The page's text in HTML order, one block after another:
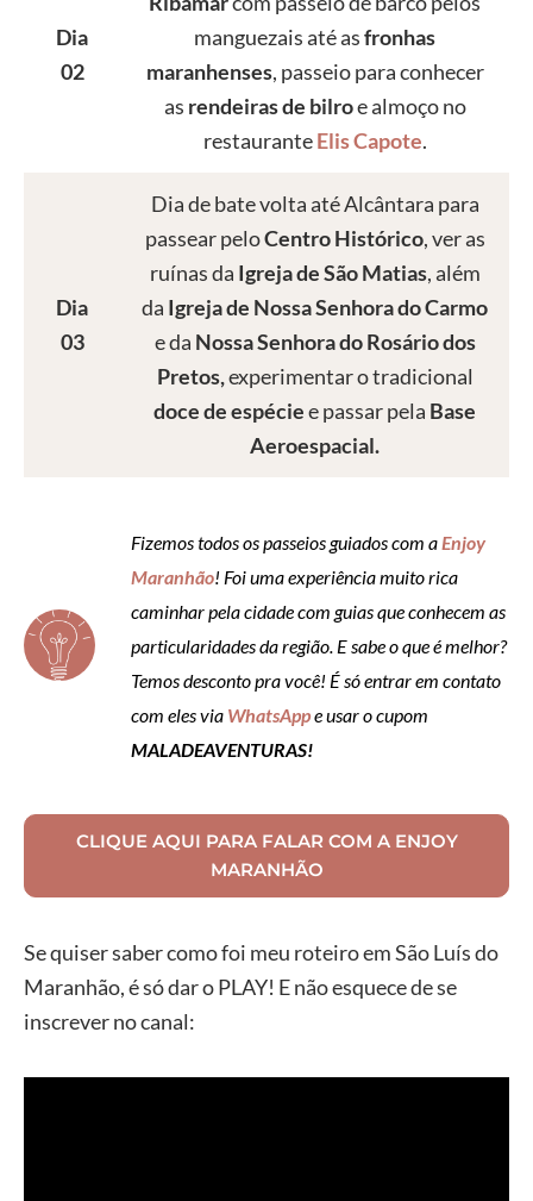
Dia
02
manguezais até asfronhas
maranhenses, passeio para conhecer
as rendeiras de bilroe almoço no
restauranteElis Capote.
Dia
03
Dia de bate volta até Alcântara para
passear peloCentro Histórico, ver as
ruínas da Igreja de São Matias, além
da Igreja de Nossa Senhora do Carmo
e da Nossa Senhora do Rosário dos
Pretos,experimentar o tradicional
doce de espéciee passar pela Base
Aeroespacial.
Fizemos todos os passeios guiados com aEnjoy
Maranhão! Foi uma experiência muito rica
caminhar pela cidade com guias que conhecem as
particularidades da região. E sabe o que é melhor?
Temos desconto pra você! É só entrar em contato
com eles via WhatsAppe usar o cupom
MALADEAVENTURAS!
CLIQUE AQUI PARA FALAR COM A ENJOY
MARANHÃO
Se quiser saber como foi meu roteiro em São Luís do
Maranhão, é só dar o PLAY! E não esquece de se
inscrever no canal: